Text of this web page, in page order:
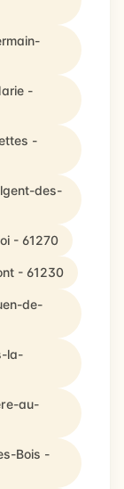
-
-
des-
- 61270
- 61230
de-
la-
au-
Bois -